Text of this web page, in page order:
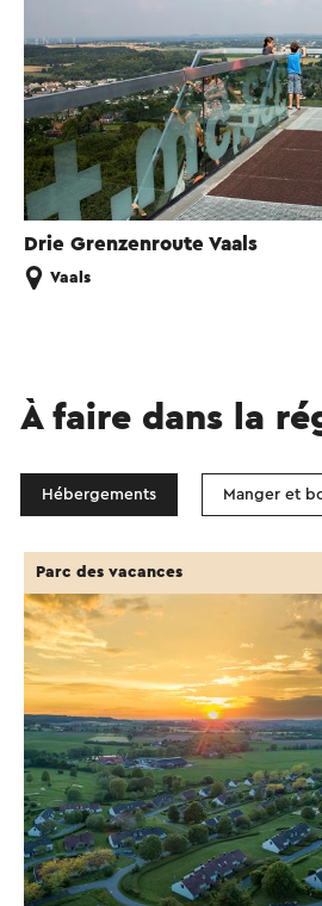
Drie Grenzenroute Vaals
Vaals
À faire dans la
Hébergements Manger et
Parc des vacances